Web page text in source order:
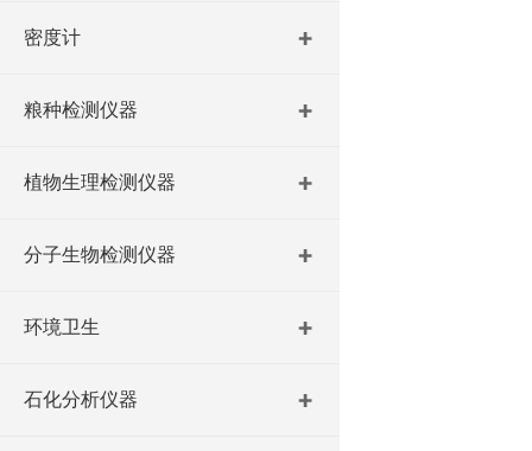
密度计
粮种检测仪器
植物生理检测仪器
分子生物检测仪器
环境卫生
石化分析仪器